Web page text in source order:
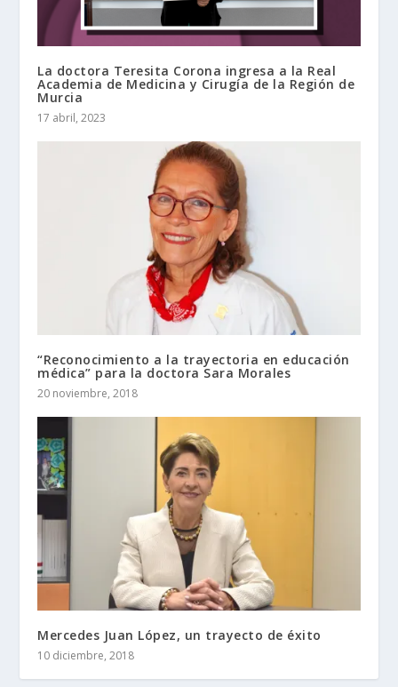
La doctora Teresita Corona ingresa a la Real
Academia de Medicina y Cirugía de la Región de
Murcia
17 abril, 2023
“Reconocimiento a la trayectoria en educación
médica” para la doctora Sara Morales
20 noviembre, 2018
Mercedes Juan López, un trayecto de éxito
10 diciembre, 2018